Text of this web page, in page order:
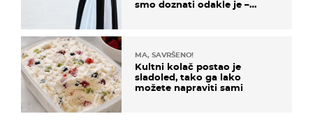
smo doznati odakle je –
MA, SAVRŠENO!
Kultni kolač postao je
sladoled, tako ga lako
možete napraviti sami